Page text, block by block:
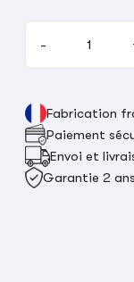
-
Fabrication
Paiement
Envoi et
Garantie 2